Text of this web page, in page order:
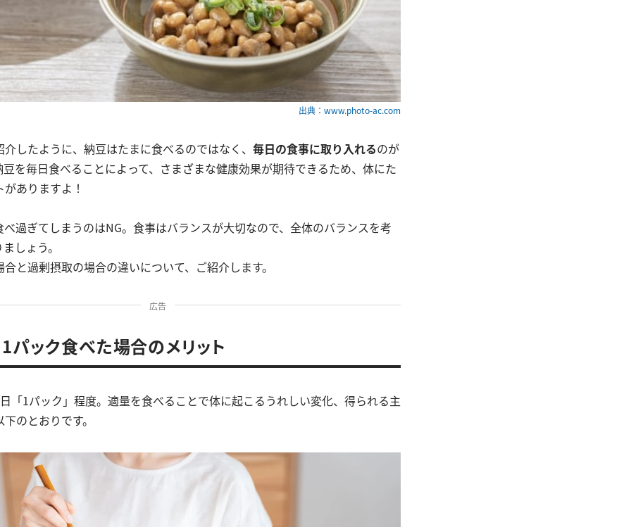
出典：www.photo-ac.com
介したように、納豆はたまに食べるのではなく、 毎日の食事に取り入れるのが
を毎日食べることによって、さまざまな健康効果が期待できるため、体にた
ありますよ！
べ過ぎてしまうのはNG。食事はバランスが大切なので、全体のバランスを考
しょう。
と過剰摂取の場合の違いについて、ご紹介します。
広告
パック食べた場合のメリット
「1パック」程度。適量を食べることで体に起こるうれしい変化、得られる主
のとおりです。